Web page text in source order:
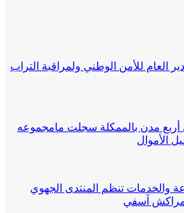
العام للأمن الوطني ولمراقبة التراب
أربع مدن بالممكلة سجلت مامجموعه
والخدمات تنظم المنتدى الجهوي
مراكش آسفي